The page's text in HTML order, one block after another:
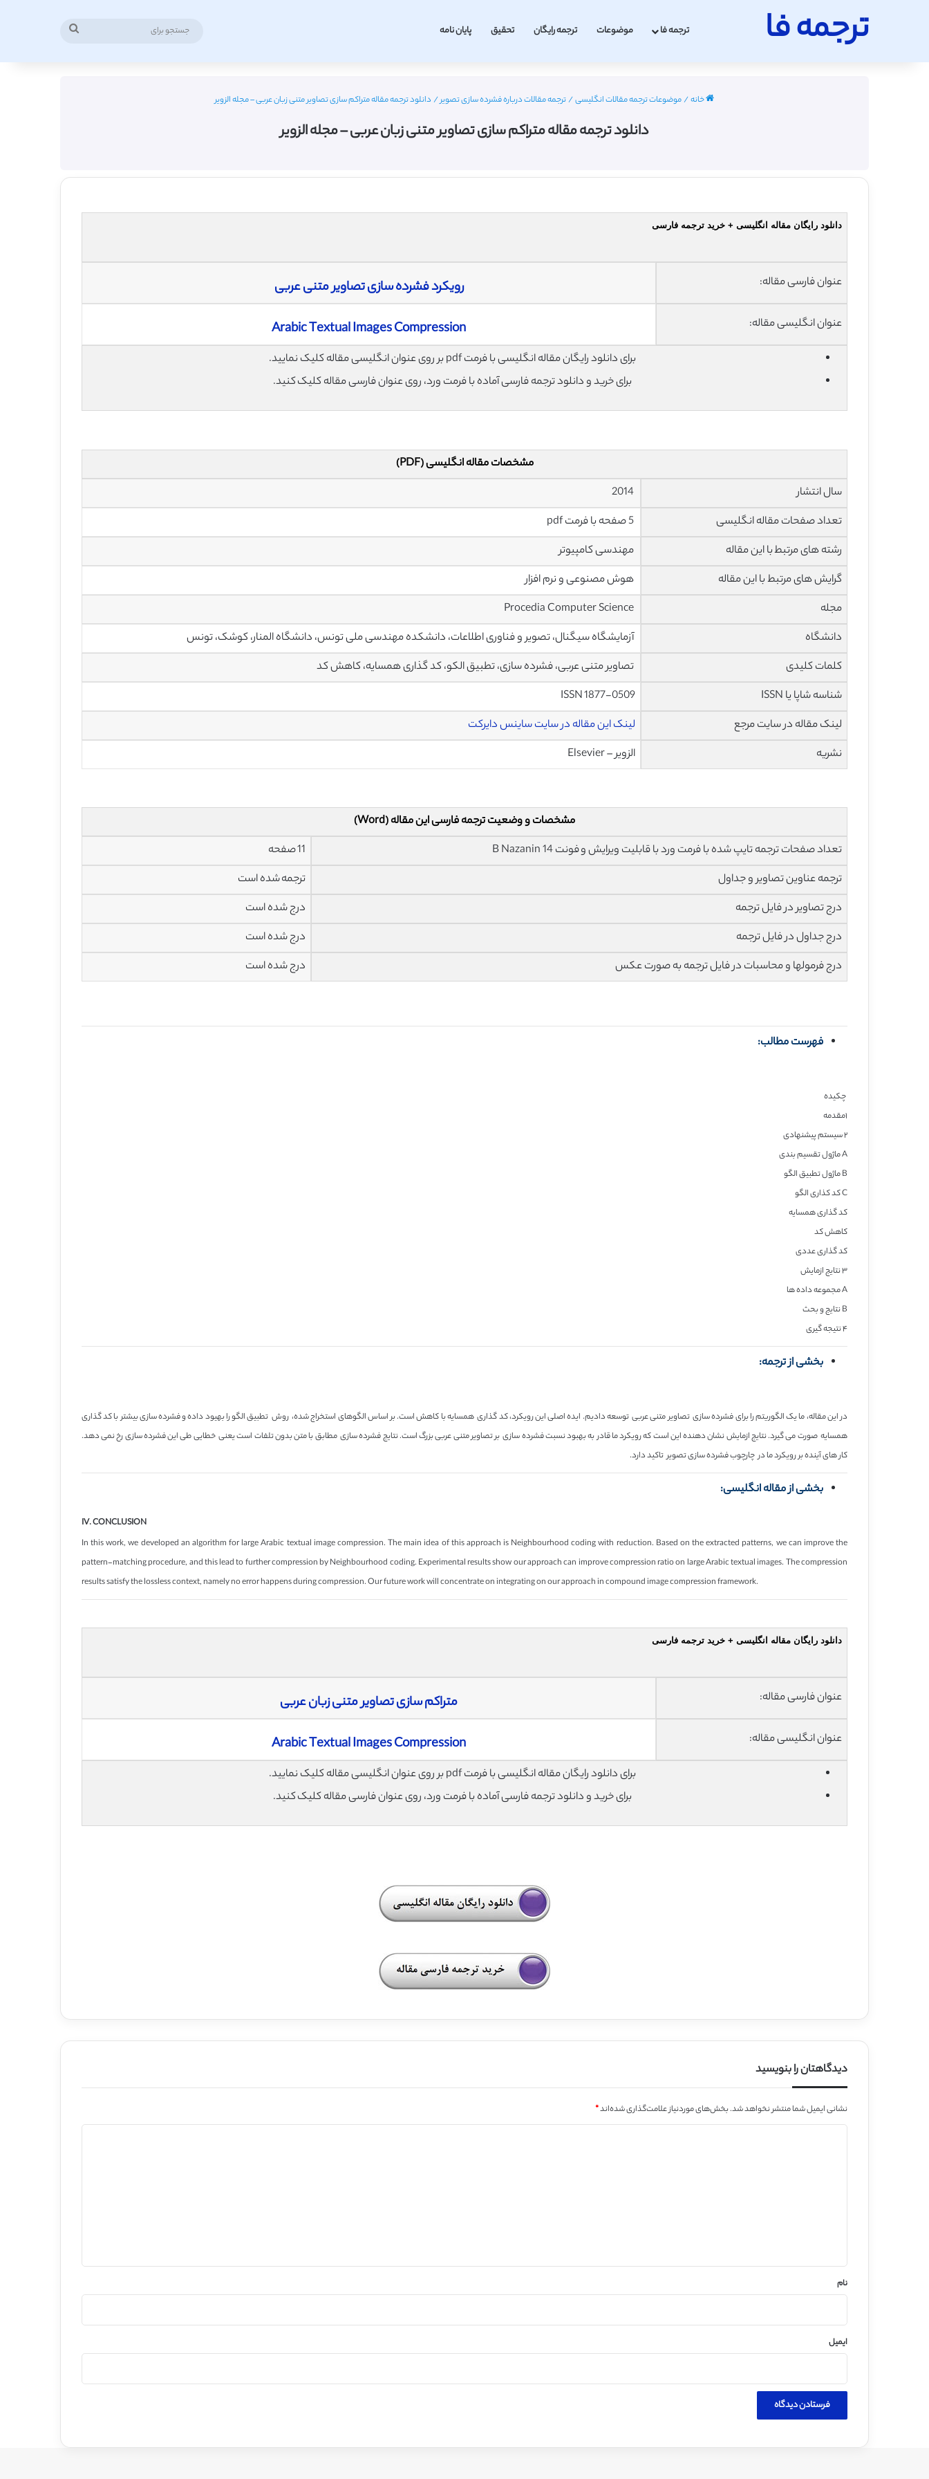
ترجمه فا ترجمه فا موضوعات ترجمه رایگان تحقیق پایان نامه
خانه/موضوعات ترجمه مقالات انگلیسی/ترجمه مقالات درباره فشرده سازی تصویر/ دانلود ترجمه مقاله متراکم سازی تصاویر متنی زبان عربی – مجله الزویر
دانلود ترجمه مقاله متراکم سازی تصاویر متنی زبان عربی – مجله الزویر
دانلود رایگان مقاله انگلیسی + خرید ترجمه فارسی
عنوان فارسی مقاله: رویکرد فشرده سازی تصاویر متنی عربی
عنوان انگلیسی مقاله: Arabic Textual Images Compression
برای دانلود رایگان مقاله انگلیسی با فرمت pdf بر روی عنوان انگلیسی مقاله کلیک نمایید.
برای خرید و دانلود ترجمه فارسی آماده با فرمت ورد، روی عنوان فارسی مقاله کلیک کنید.
مشخصات مقاله انگلیسی (PDF)
سال انتشار
تعداد صفحات مقاله انگلیسی
رشته های مرتبط با این مقاله
مهندسی کامپیوتر
گرایش های مرتبط با این مقاله
هوش مصنوعی و نرم افزار
مجله
دانشگاه
آزمایشگاه سیگنال، تصویر و فناوری اطلاعات، دانشکده مهندسی ملی تونس، دانشگاه المنار، کوشک، تونس
کلمات کلیدی
تصاویر متنی عربی، فشرده سازی، تطبیق الکو، کد گذاری همسایه، کاهش کد
شناسه شاپا یا ISSN
ISSN 1877-0509
لینک مقاله در سایت مرجع
لینک این مقاله در سایت ساینس دایرکت
نشریه
الزویر – Elsevier
مشخصات و وضعیت ترجمه فارسی این مقاله (Word)
تعداد صفحات ترجمه تایپ شده با فرمت ورد با قابلیت ویرایش و فونت 14 B Nazanin
11 صفحه
ترجمه عناوین تصاویر و جداول
ترجمه شده است
درج تصاویر در فایل ترجمه
درج شده است
درج جداول در فایل ترجمه
درج شده است
درج فرمولها و محاسبات در فایل ترجمه به صورت عکس
درج شده است
فهرست مطالب:
چکیده
۱مقدمه
۲ سیستم پیشنهادی
A ماژول تقسیم بندی
B ماژول تطبیق الگو
C کد کذاری الگو
کد گذاری همسایه
کاهش کد
کد گذاری عددی
۳ نتایج ازمایش
A مجموعه داده ها
B نتایج و بحث
۴ نتیجه گیری
بخشی از ترجمه:
در این مقاله، ما یک الگوریتم را برای فشرده سازی تصاویر متنی عربی توسعه دادیم. ایده اصلی این رویکرد، کد گذاری همسایه با کاهش است. بر اساس الگوهای استخراج شده، روش تطبیق الگو را بهیود داده و فشرده سازی بیشتر با کد گذاری
همسایه صورت می گیرد. نتایج ازمایش نشان دهنده این است که رویکرد ما قادر به بهبود نسبت فشرده سازی بر تصاویر متنی عربی بزرگ است. نتایج فشرده سازی مطابق با متن بدون تلفات است یعنی خطایی طی این فشرده سازی رخ نمی دهد.
کار های آینده بر رویکرد ما در چارچوب فشرده سازی تصویر تاکید دارد.
بخشی از مقاله انگلیسی:
IV. CONCLUSION
In this work, we developed an algorithm for large Arabic textual image compression. The main idea of this approach is Neighbourhood coding with reduction. Based on the extracted patterns, we can improve the
pattern-matching procedure, and this lead to further compression by Neighbourhood coding. Experimental results show our approach can improve compression ratio on large Arabic textual images. The compression
results satisfy the lossless context, namely no error happens during compression. Our future work will concentrate on integrating on our approach in compound image compression framework.
دانلود رایگان مقاله انگلیسی + خرید ترجمه فارسی
عنوان فارسی مقاله: متراکم سازی تصاویر متنی زبان عربی
عنوان انگلیسی مقاله: Arabic Textual Images Compression
برای دانلود رایگان مقاله انگلیسی با فرمت pdf بر روی عنوان انگلیسی مقاله کلیک نمایید.
برای خرید و دانلود ترجمه فارسی آماده با فرمت ورد، روی عنوان فارسی مقاله کلیک کنید.
دیدگاهتان را بنویسید
نشانی ایمیل شما منتشر نخواهد شد.بخش‌های موردنیاز علامت‌گذاری شده‌اند*
نام
ایمیل